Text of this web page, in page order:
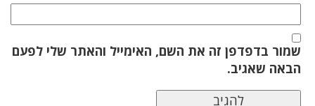
שמור בדפדפן זה את השם, האימייל והאתר שלי לפעם
הבאה שאגיב.